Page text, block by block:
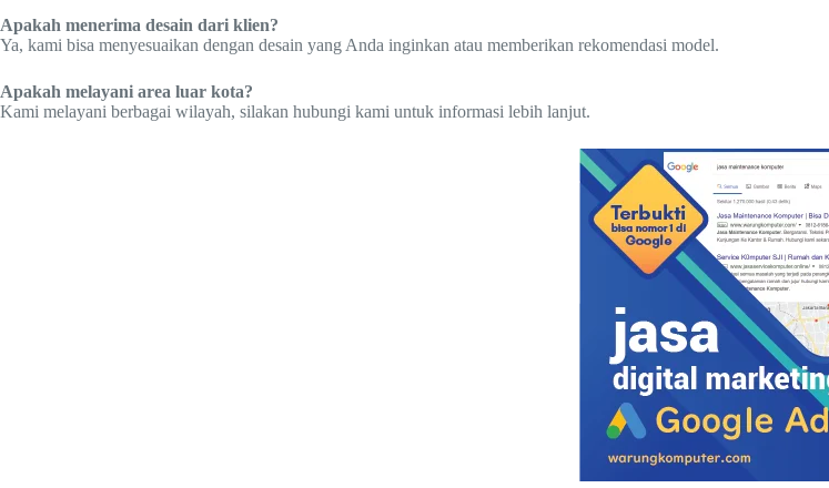
Apakah menerima desain dari klien?
Ya, kami bisa menyesuaikan dengan desain yang Anda inginkan atau memberikan rekomendasi model.
Apakah melayani area luar kota?
Kami melayani berbagai wilayah, silakan hubungi kami untuk informasi lebih lanjut.